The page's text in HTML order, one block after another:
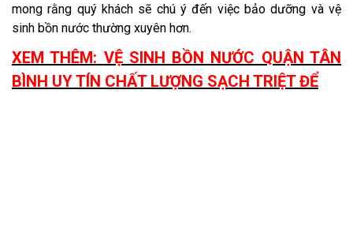
mong rằng quý khách sẽ chú ý đến việc bảo dưỡng và vệ
sinh bồn nước thường xuyên hơn.
XEM THÊM: VỆ SINH BỒN NƯỚC QUẬN TÂN
BÌNH UY TÍN CHẤT LƯỢNG SẠCH TRIỆT ĐỂ